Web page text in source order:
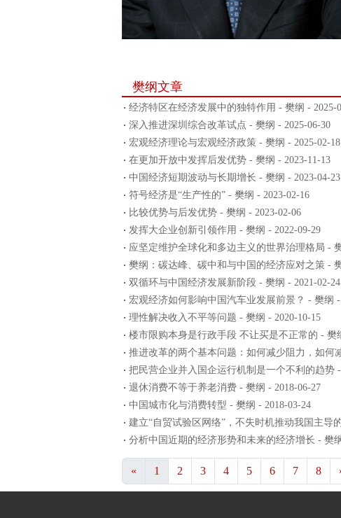
樊纲文章
经济特区在经济发展中的独特作用 - 樊纲 - 2025-
深入推进深圳综合改革试点 - 樊纲 - 2025-06-30
宏观经济理论与宏观经济政策 - 樊纲 - 2025-02-18
在更加开放中发挥后发优势 - 樊纲 - 2023-11-13
中国经济短期波动与长期增长 - 樊纲 - 2023-04-23
符号经济是“生产性的” - 樊纲 - 2023-02-16
比较优势与后发优势 - 樊纲 - 2023-02-06
发挥大企业创新引领作用 - 樊纲 - 2022-09-29
应坚定维护全球化和多边主义的世界治理格局 -
樊纲：碳达峰、碳中和与中国的经济应对之策 -
双循环与中国经济发展新阶段 - 樊纲 - 2021-02-24
宏观经济如何影响中国汽车业发展前景？ - 樊纲 -
理性解决收入不平等问题 - 樊纲 - 2020-10-15
楼市限购本身是行政手段 不让买是不正常的 - 樊
推进改革的两个基本问题：如何减少阻力，如何
把民营企业并入国企运行机制是一个不利的趋势
退休消费不等于养老消费 - 樊纲 - 2018-06-27
中国城市化与消费转型 - 樊纲 - 2018-03-24
建立“自贸试验区网络”，不失时机推动我国主导
分析中国近期的经济形势和未来的经济增长 - 樊
« 1 2 3 4 5 6 7 8